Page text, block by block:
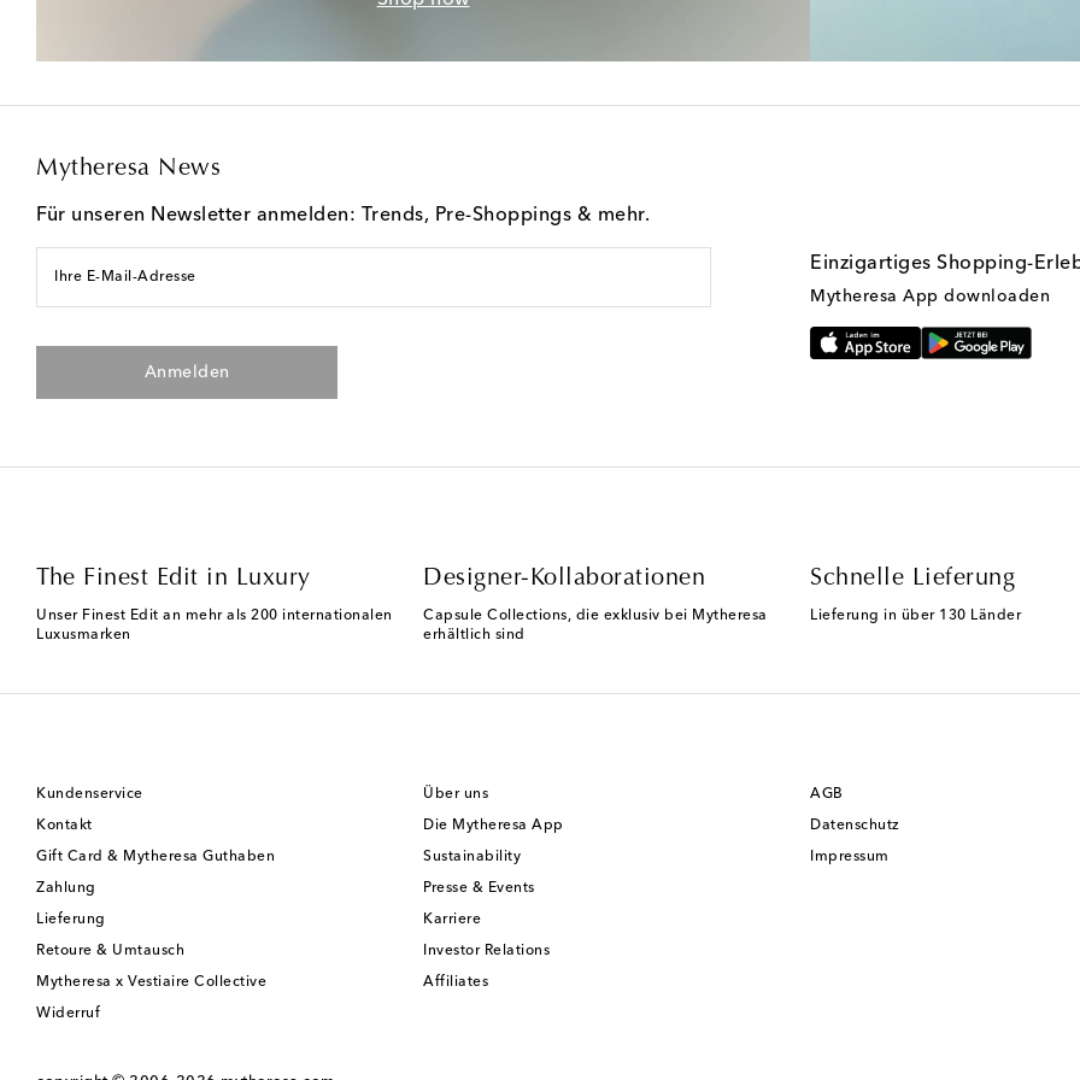
Mytheresa News
Für unseren Newsletter anmelden: Trends, Pre-Shoppings & mehr.
Ihre E-Mail-Adresse
Anmelden
Einzigartiges Shopping-
Mytheresa App downloaden
The Finest Edit in Luxury
Unser Finest Edit an mehr als 200 internationalen
Luxusmarken
Designer-Kollaborationen
Capsule Collections, die exklusiv bei Mytheresa
erhältlich sind
Schnelle Lieferung
Lieferung in über 130 Länder
Kundenservice
Kontakt
Gift Card & Mytheresa Guthaben
Zahlung
Lieferung
Retoure & Umtausch
Mytheresa x Vestiaire Collective
Widerruf
Über uns
Die Mytheresa App
Sustainability
Presse & Events
Karriere
Investor Relations
Affiliates
AGB
Datenschutz
Impressum